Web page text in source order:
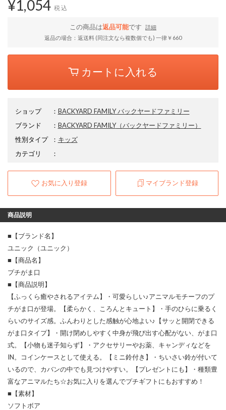
¥1,054 税込
この商品は返品可能です
詳細
返品の場合：返送料 (同注文なら複数個でも) 一律￥660
カートに入れる
ショップ ： BACKYARD FAMILY バックヤードファミリー
ブランド
： BACKYARD FAMILY（バックヤードファミリー）
性別タイプ
： キッズ
カテゴリ
：
お気に入り登録 マイブランド登録
商品説明
■【ブランド名】
ユニック（ユニック）
■【商品名】
プチがま口
■【商品説明】
【ふっくら癒やされるアイテム】・可愛らしい♪アニマルモチーフのプ
チがま口が登場。【柔らかく、ころんとキュート】・手のひらに乗るく
らいのサイズ感。ふんわりとした感触が心地よい♪【サッと開閉できる
がま口タイプ】・開け閉めしやすく中身が飛び出す心配がない、がま口
式。【小物も迷子知らず】・アクセサリーやお薬、キャンディなどを
IN。コインケースとして使える。【ミニ鈴付き】・ちいさい鈴が付いて
いるので、カバンの中でも見つけやすい。【プレゼントにも】・種類豊
富なアニマルたち☆お気に入りを選んでプチギフトにもおすすめ！
■【素材】
ソフトボア